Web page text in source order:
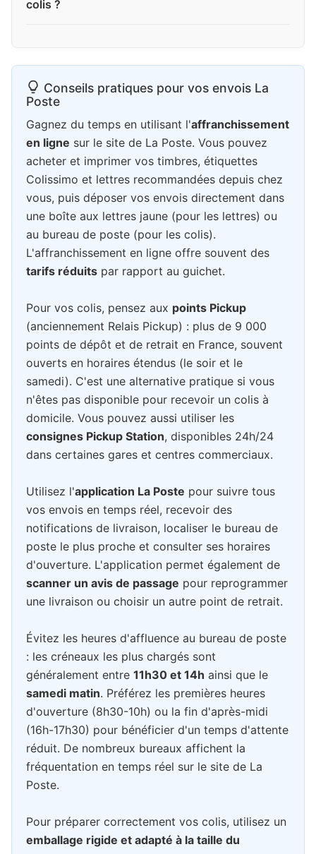
colis ?
Conseils pratiques pour vos envois La
Poste
Gagnez du temps en utilisant l'affranchissement
en ligne sur le site de La Poste. Vous pouvez
acheter et imprimer vos timbres, étiquettes
Colissimo et lettres recommandées depuis chez
vous, puis déposer vos envois directement dans
une boîte aux lettres jaune (pour les lettres) ou
au bureau de poste (pour les colis).
L'affranchissement en ligne offre souvent des
tarifs réduits par rapport au guichet.
Pour vos colis, pensez aux points Pickup
(anciennement Relais Pickup) : plus de 9 000
points de dépôt et de retrait en France, souvent
ouverts en horaires étendus (le soir et le
samedi). C'est une alternative pratique si vous
n'êtes pas disponible pour recevoir un colis à
domicile. Vous pouvez aussi utiliser les
consignes Pickup Station, disponibles 24h/24
dans certaines gares et centres commerciaux.
Utilisez l'application La Poste pour suivre tous
vos envois en temps réel, recevoir des
notifications de livraison, localiser le bureau de
poste le plus proche et consulter ses horaires
d'ouverture. L'application permet également de
scanner un avis de passage pour reprogrammer
une livraison ou choisir un autre point de retrait.
Évitez les heures d'affluence au bureau de poste
: les créneaux les plus chargés sont
généralement entre 11h30 et 14h ainsi que le
samedi matin. Préférez les premières heures
d'ouverture (8h30-10h) ou la fin d'après-midi
(16h-17h30) pour bénéficier d'un temps d'attente
réduit. De nombreux bureaux affichent la
fréquentation en temps réel sur le site de La
Poste.
Pour préparer correctement vos colis, utilisez un
emballage rigide et adapté à la taille du